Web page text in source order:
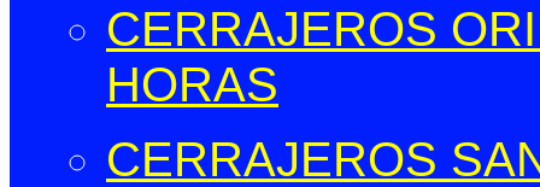
CERRAJEROS
HORAS
CERRAJEROS